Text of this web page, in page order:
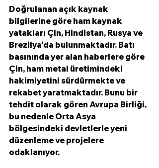
Doğrulanan açık kaynak
bilgilerine göre ham kaynak
yatakları Çin, Hindistan, Rusya ve
Brezilya'da bulunmaktadır. Batı
basınında yer alan haberlere göre
Çin, ham metal üretimindeki
hakimiyetini sürdürmekte ve
rekabet yaratmaktadır. Bunu bir
tehdit olarak gören Avrupa Birliği,
bu nedenle Orta Asya
bölgesindeki devletlerle yeni
düzenleme ve projelere
odaklanıyor.